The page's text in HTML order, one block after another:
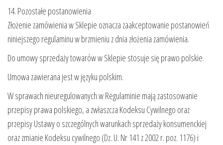
14. Pozostałe postanowienia
Złożenie zamówienia w Sklepie oznacza zaakceptowanie postanowień
niniejszego regulaminu w brzmieniu z dnia złożenia zamówienia.
Do umowy sprzedaży towarów w Sklepie stosuje się prawo polskie.
Umowa zawierana jest w języku polskim.
W sprawach nieuregulowanych w Regulaminie mają zastosowanie
przepisy prawa polskiego, a zwłaszcza Kodeksu Cywilnego oraz
przepisy Ustawy o szczególnych warunkach sprzedaży konsumenckiej
oraz zmianie Kodeksu cywilnego (Dz. U. Nr 141 z 2002 r. poz. 1176) i